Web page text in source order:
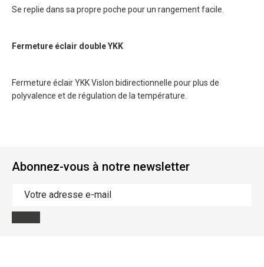
Se replie dans sa propre poche pour un rangement facile.
Fermeture éclair double YKK
Fermeture éclair YKK Vislon bidirectionnelle pour plus de
polyvalence et de régulation de la température.
Abonnez-vous à notre newsletter